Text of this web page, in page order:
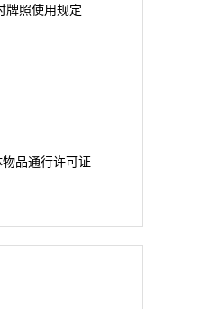
牌照使用规定
品通行许可证